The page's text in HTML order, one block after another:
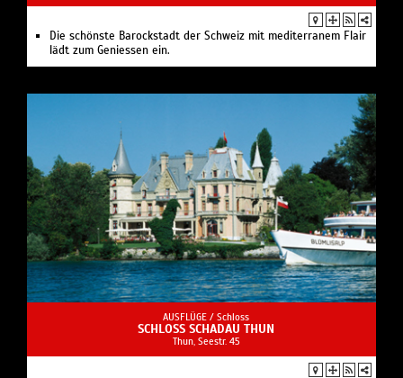
Die schönste Barockstadt der Schweiz mit mediterranem Flair
lädt zum Geniessen ein.
AUSFLÜGE / Schloss
SCHLOSS SCHADAU THUN
Thun, Seestr. 45